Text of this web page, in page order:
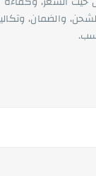
والضمان،